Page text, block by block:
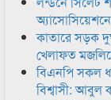
কাতারে সড়ক
খেলাফত
বিএনপি সকল
বিশ্বাসী: আবুল